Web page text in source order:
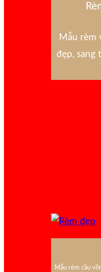
Mẫu rèm
đẹp, sang
Mẫu rèm cầu